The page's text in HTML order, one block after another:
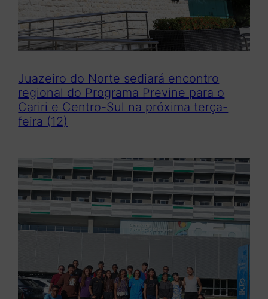
Juazeiro do Norte sediará encontro
regional do Programa Previne para o
Cariri e Centro-Sul na próxima terça-
feira (12)